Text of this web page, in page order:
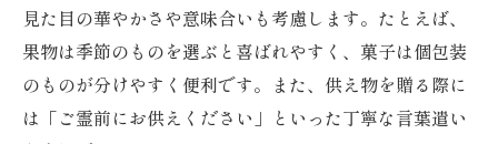
見た目の華やかさや意味合いも考慮します。たとえば、
果物は季節のものを選ぶと喜ばれやすく、菓子は個包装
のものが分けやすく便利です。また、供え物を贈る際に
は「ご霊前にお供えください」といった丁寧な言葉遣い